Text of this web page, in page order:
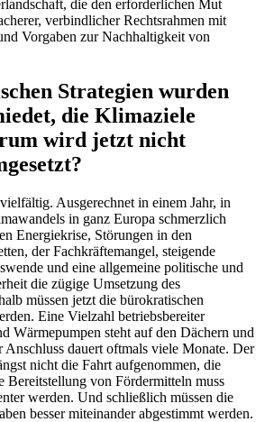
die den erforderlichen Mut
verbindlicher Rechtsrahmen mit
Vorgaben zur Nachhaltigkeit von
Strategien wurden
die Klimaziele
wird jetzt nicht
Ausgerechnet in einem Jahr, in
in ganz Europa schmerzlich
Energiekrise, Störungen in den
der Fachkräftemangel, steigende
und eine allgemeine politische und
die zügige Umsetzung des
müssen jetzt die bürokratischen
Eine Vielzahl betriebsbereiter
Wärmepumpen steht auf den Dächern und
Anschluss dauert oftmals viele Monate. Der
nicht die Fahrt aufgenommen, die
Bereitstellung von Fördermitteln muss
werden. Und schließlich müssen die
besser miteinander abgestimmt werden.